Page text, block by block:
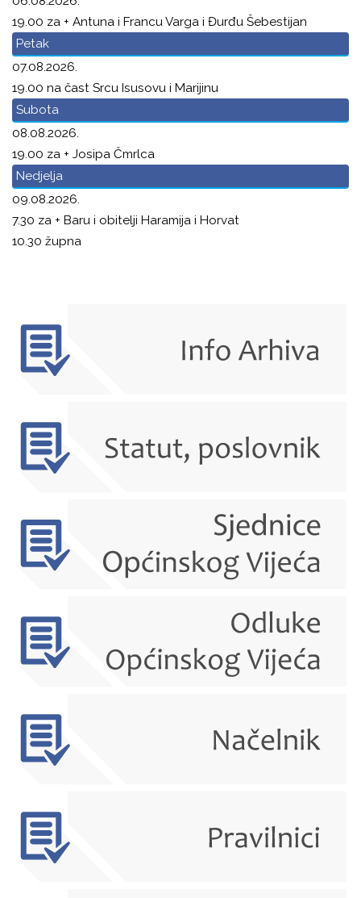
19.00 za + Antuna i Francu Varga i Đurđu Šebestijan
Petak
07.08.2026.
19.00 na čast Srcu Isusovu i Marijinu
Subota
08.08.2026.
19.00 za + Josipa Čmrlca
Nedjelja
09.08.2026.
7.30 za + Baru i obitelji Haramija i Horvat
10.30 župna